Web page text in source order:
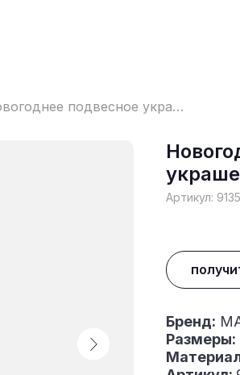
Новогоднее подвесное украшение
Артикул:
Бренд:
Размеры: